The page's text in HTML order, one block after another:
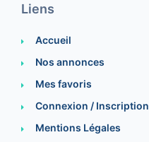
Liens
Accueil
Nos annonces
Mes favoris
Connexion / Inscription
Mentions Légales